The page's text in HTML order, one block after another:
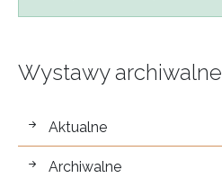
Wystawy archiwalne
wystawy
Aktualne
Archiwalne